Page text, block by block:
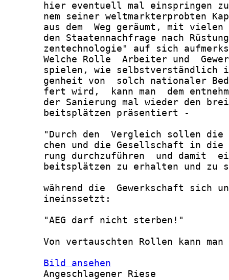
Bild ansehen
       Angeschlagener Riese